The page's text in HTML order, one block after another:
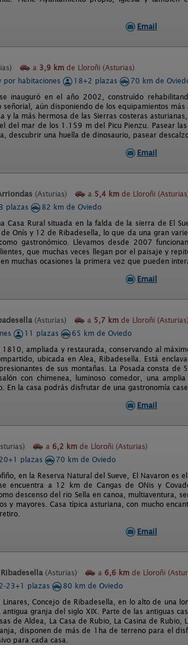
Email
a 3,9 km de Lloroñi (Asturias)
por habitaciones
18+2 plazas
70 km de
inauguró en el año 2002, construído
señorial, aún disponiendo de los equipamientos
y la más hermosa de las Sierras costeras
del mar de los 1.159 m del Picu Pienzu. Pasear
descubrir una huella de dinosaurio, pasear
Email
(Asturias) a 5,4 km de Lloroñi
3 plazas
82 km de Oviedo
Casa Rural situada en la falda de la sierra de El
Onís y 12 de Ribadesella, lo que da una gran
gastronómico. Llevamos desde 2007
que muchas veces llegan por el paisaje y
muchas ocasiones la primera vez que pueden
Email
(Asturias) a 5,7 km de Lloroñi (Asturias)
11 plazas
65 km de Oviedo
1810, ampliada y restaurada, conservando al
ubicada en Alea, Ribadesella. Está
de sus montañas. La Posada consta
con chimenea, luminoso comedor, una
En la casa podrás disfrutar de una gastronomía
Email
a 6,2 km de Lloroñi (Asturias)
20+1 plazas
70 km de Oviedo
en la Reserva Natural del Sueve, El Navaron es
encuentra a 12 km de Cangas de ONis y
descenso del rio Sella en canoa, multiaventura,
y mayores. Casa típica asturiana, con mucho
Email
(Asturias) a 6,6 km de Lloroñi
2-23+1 plazas
80 km de Oviedo
Concejo de Ribadesella, en lo alto de una
granja del siglo XIX. Parte de las antiguas
de Aldea, La Casa de Rubio, La Casina de Rubio,
disponen de más de 1ha de terreno para el
para cada casa.